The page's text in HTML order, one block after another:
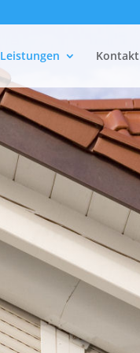
Leistungen Kontakt